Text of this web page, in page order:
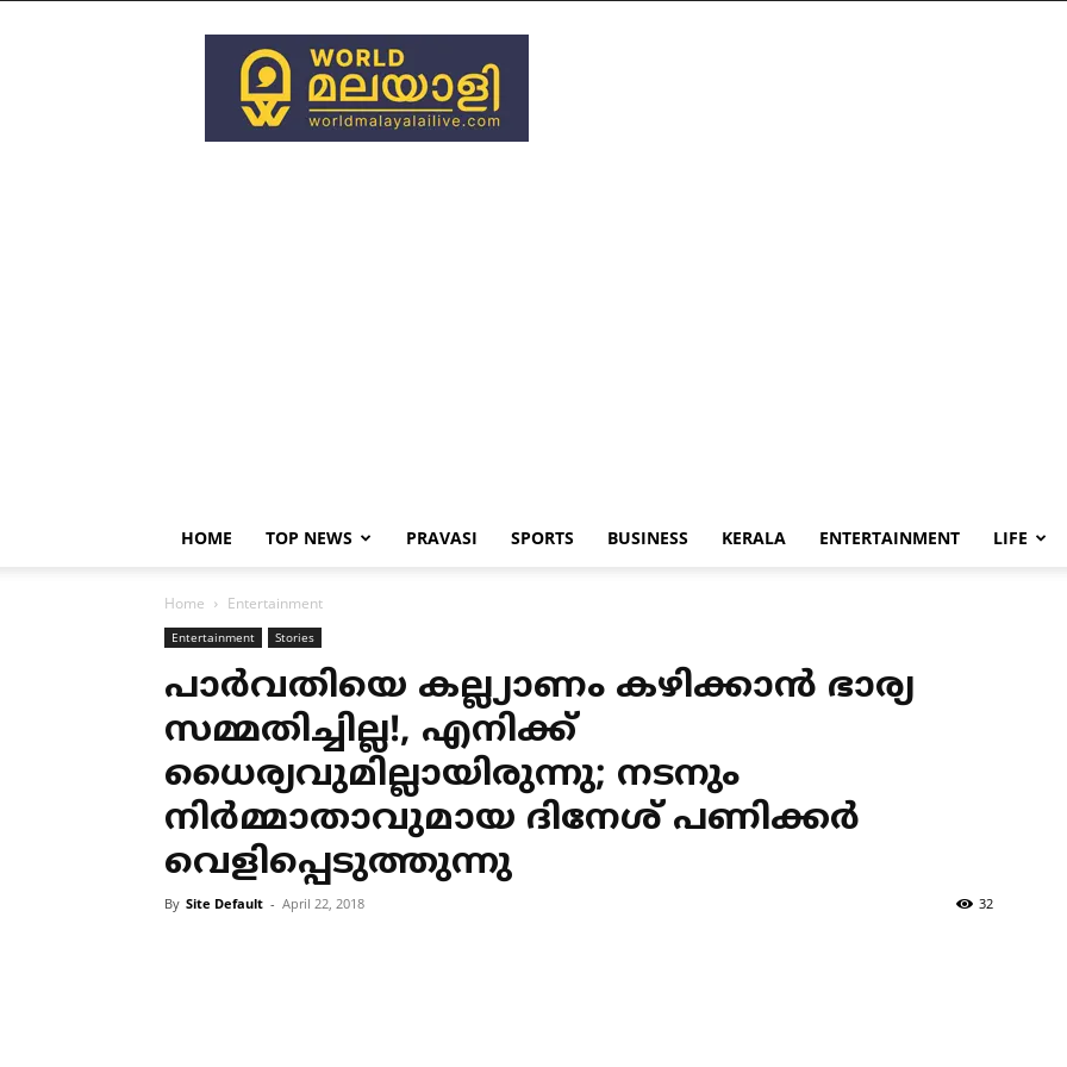
World
Malayali
Live
HOME TOP NEWS PRAVASI SPORTS BUSINESS KERALA ENTERTAINMENT LIFE
Home Entertainment
Entertainment Stories
പാര്‍വതിയെ കല്ല്യാണം കഴിക്കാന്‍ ഭാര്യ
സമ്മതിച്ചില്ല!, എനിക്ക്
ധൈര്യവുമില്ലായിരുന്നു; നടനും
നിര്‍മ്മാതാവുമായ ദിനേശ് പണിക്കര്‍
വെളിപ്പെടുത്തുന്നു
By Site Default - April 22, 2018 32